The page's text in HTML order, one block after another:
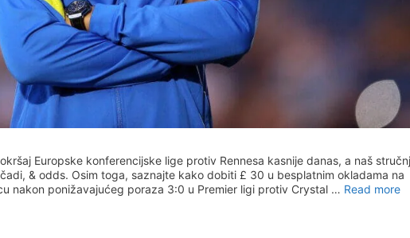
Europske konferencijske lige protiv Rennesa kasnije danas, a naš
& odds. Osim toga, saznajte kako dobiti £ 30 u besplatnim okladama na
nakon ponižavajućeg poraza 3:0 u Premier ligi protiv Crystal … Read more